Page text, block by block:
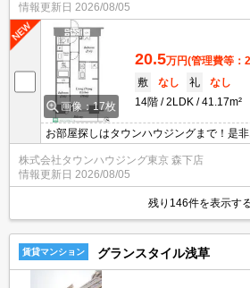
情報更新日 2026/08/05
画像：17枚
20.5万円(管理費等：
敷
なし 礼
なし
14階
2LDK 41.17m²
お部屋探しはタウンハウジングまで！是
株式会社タウンハウジング東京 森下店
情報更新日 2026/08/05
残り146件を表示す
賃貸マンション グランスタイル浅草